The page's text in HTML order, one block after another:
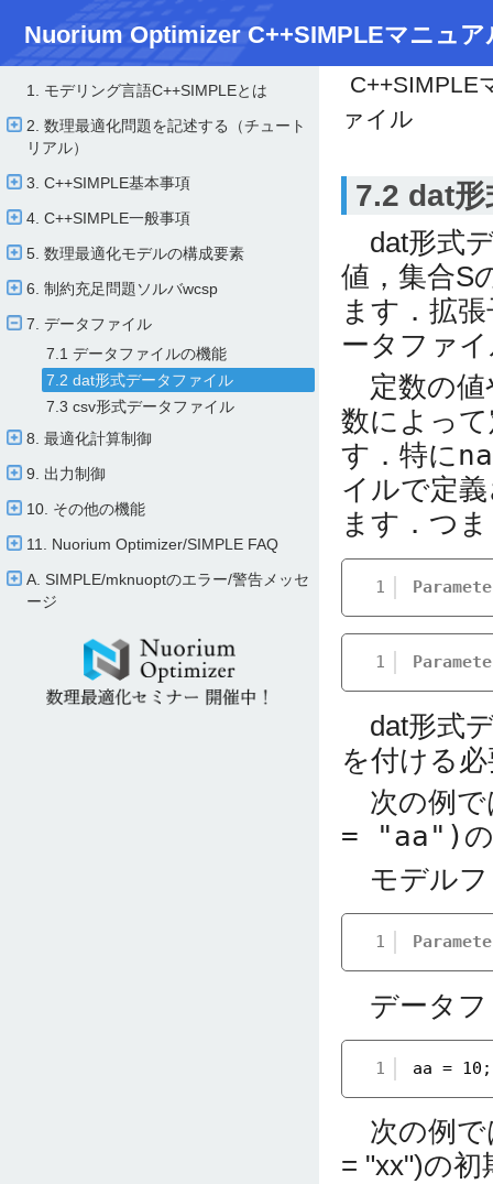
Nuorium Optimizer C++SIMPLEマニュア
1. モデリング言語C++SIMPLEとは
2. 数理最適化問題を記述する（チュート
リアル）
3. C++SIMPLE基本事項
4. C++SIMPLE一般事項
5. 数理最適化モデルの構成要素
6. 制約充足問題ソルバwcsp
7. データファイル
7.1 データファイルの機能
7.2 dat形式データファイル
7.3 csv形式データファイル
8. 最適化計算制御
9. 出力制御
10. その他の機能
11. Nuorium Optimizer/​SIMPLE FAQ
A. SIMPLE/​mknuoptのエラー/​警告メッセ
ージ
C++SIMPLE
ァイル
7.2 dat
dat形式
値，集合S
ます．拡
ータファ
定数の値
数によっ
す．特に
イルで定
ます．つ
1
1
dat形式
を付ける
次の例で
= "aa")
モデルフ
1
データフ
1 aa = 10;
次の例で
= "xx")の